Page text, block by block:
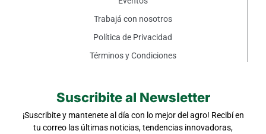
Trabajá con nosotros
Política de Privacidad
Términos y Condiciones
Suscribite al Newsletter
¡Suscribite y mantenete al día con lo mejor del agro! Recibí en
tu correo las últimas noticias, tendencias innovadoras,